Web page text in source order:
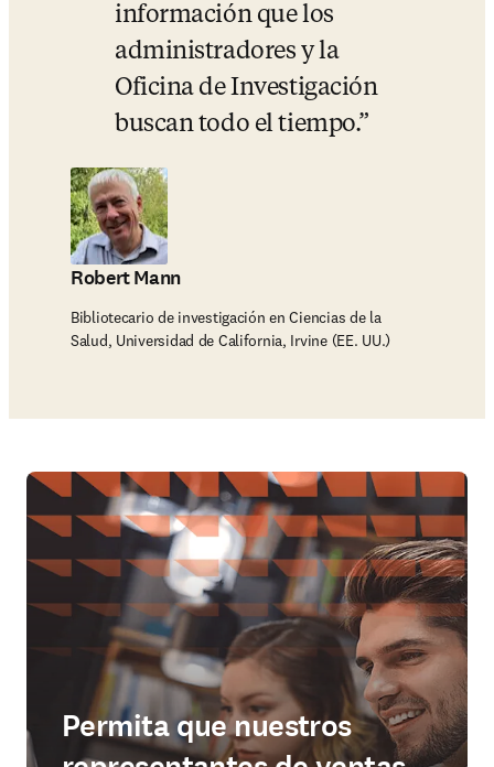
información que los
administradores y la
Oficina de Investigación
buscan todo el tiempo.
Robert Mann
Bibliotecario de investigación en Ciencias de la
Salud, Universidad de California, Irvine (EE. UU.)
Permita que nuestros